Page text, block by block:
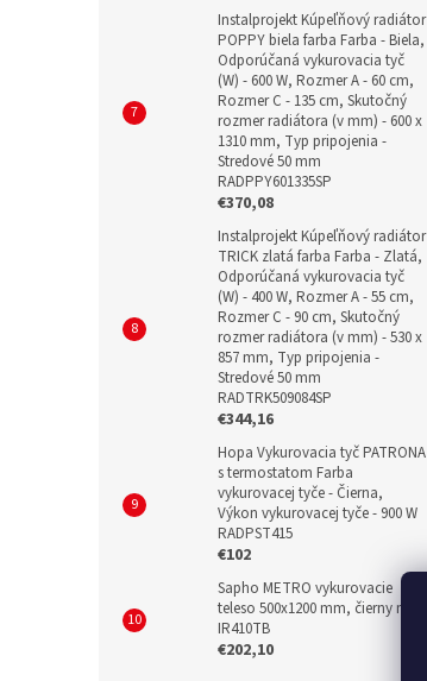
Instalprojekt Kúpeľňový radiátor
POPPY biela farba Farba - Biela,
Odporúčaná vykurovacia tyč
(W) - 600 W, Rozmer A - 60 cm,
Rozmer C - 135 cm, Skutočný
rozmer radiátora (v mm) - 600 x
1310 mm, Typ pripojenia -
Stredové 50 mm
RADPPY601335SP
€370,08
Instalprojekt Kúpeľňový radiátor
TRICK zlatá farba Farba - Zlatá,
Odporúčaná vykurovacia tyč
(W) - 400 W, Rozmer A - 55 cm,
Rozmer C - 90 cm, Skutočný
rozmer radiátora (v mm) - 530 x
857 mm, Typ pripojenia -
Stredové 50 mm
RADTRK509084SP
€344,16
Hopa Vykurovacia tyč PATRONA
s termostatom Farba
vykurovacej tyče - Čierna,
Výkon vykurovacej tyče - 900 W
RADPST415
€102
Sapho METRO vykurovacie
teleso 500x1200 mm, čierny mat
IR410TB
€202,10